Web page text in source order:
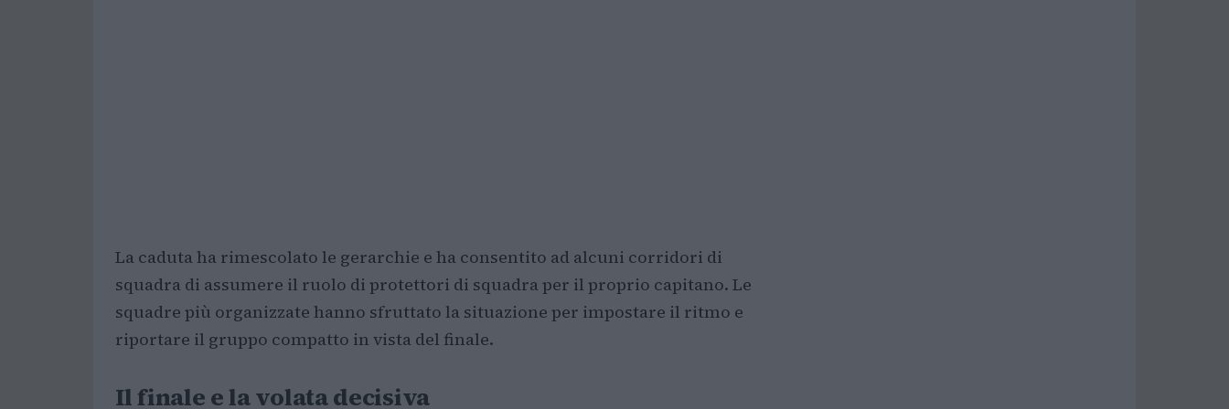
La caduta ha rimescolato le gerarchie e ha consentito ad alcuni corridori di
squadra di assumere il ruolo di protettori di squadra per il proprio capitano. Le
squadre più organizzate hanno sfruttato la situazione per impostare il ritmo e
riportare il gruppo compatto in vista del finale.
Il finale e la volata decisiva